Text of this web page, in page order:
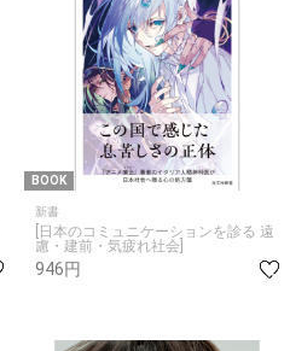
BOOK
新書
[日本のコミュニケーションを診る 遠
慮・建前・気疲れ社会]
946円